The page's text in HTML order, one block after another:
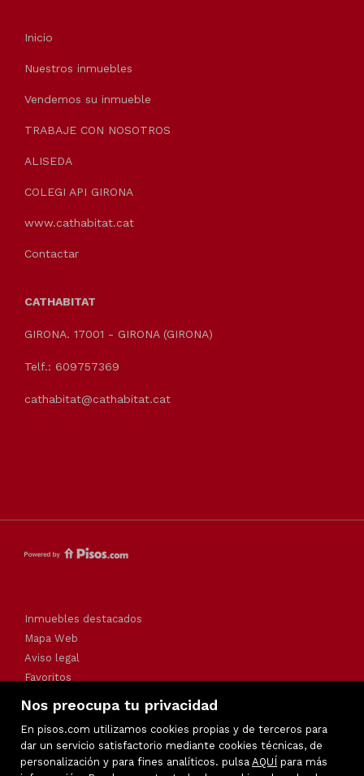
Nos preocupa tu privacidad
En pisos.com utilizamos cookies propias y de terceros para
dar un servicio satisfactorio mediante cookies técnicas, de
personalización y para fines analíticos. pulsa AQUÍ para más
Inicio
Nuestros inmuebles
Vendemos su inmueble
TRABAJE CON NOSOTROS
ALISEDA
COLEGI API GIRONA
www.cathabitat.cat
Contactar
CATHABITAT
GIRONA. 17001 - GIRONA (GIRONA)
Telf.: 609757369
cathabitat@cathabitat.cat
Inmuebles destacados
Mapa Web
Aviso legal
Favoritos